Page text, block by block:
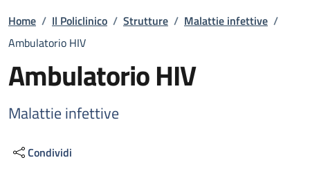
Briciole di pane
Home / Il Policlinico / Strutture / Malattie infettive /
Ambulatorio HIV
Ambulatorio HIV
Malattie infettive
Condividi